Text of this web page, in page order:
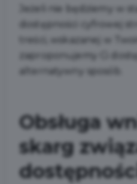
Jeżeli nie będziemy w
dostępności cyfrowej
treści, wskazanej w
zaproponujemy Ci
alternatywny sposób.
Obsługa
skarg